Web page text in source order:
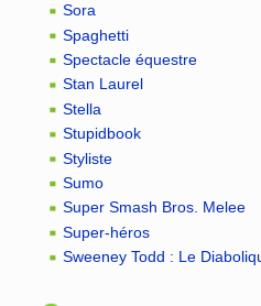
Sora
Spaghetti
Spectacle équestre
Stan Laurel
Stella
Stupidbook
Styliste
Sumo
Super Smash Bros. Melee
Super-héros
Sweeney Todd : Le